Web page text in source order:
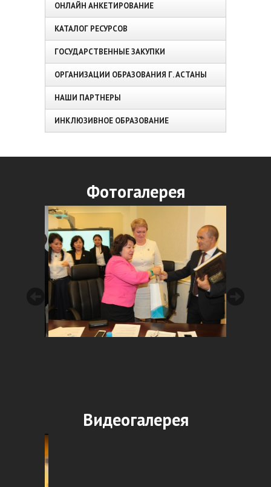
ОНЛАЙН АНКЕТИРОВАНИЕ
КАТАЛОГ РЕСУРСОВ
ГОСУДАРСТВЕННЫЕ ЗАКУПКИ
ОРГАНИЗАЦИИ ОБРАЗОВАНИЯ Г. АСТАНЫ
НАШИ ПАРТНЕРЫ
ИНКЛЮЗИВНОЕ ОБРАЗОВАНИЕ
Фотогалерея
Видеогалерея